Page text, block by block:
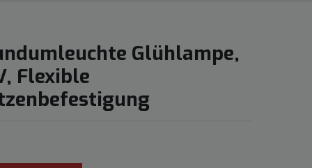
Glühlampe,
Flexible